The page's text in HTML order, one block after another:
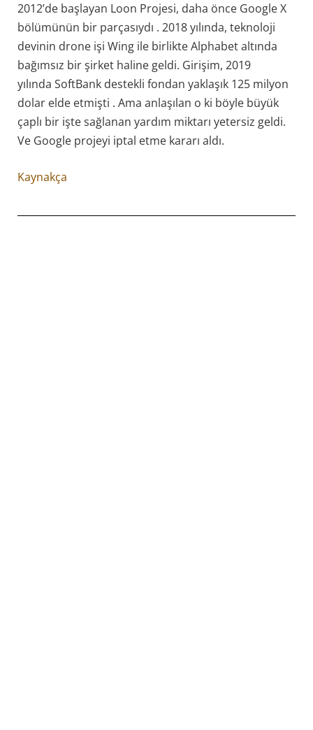
2012’de başlayan Loon Projesi, daha önce Google X
bölümünün bir parçasıydı . 2018 yılında, teknoloji
devinin drone işi Wing ile birlikte Alphabet altında
bağımsız bir şirket haline geldi. Girişim, 2019
yılında SoftBank destekli fondan yaklaşık 125 milyon
dolar elde etmişti . Ama anlaşılan o ki böyle büyük
çaplı bir işte sağlanan yardım miktarı yetersiz geldi.
Ve Google projeyi iptal etme kararı aldı.
Kaynakça